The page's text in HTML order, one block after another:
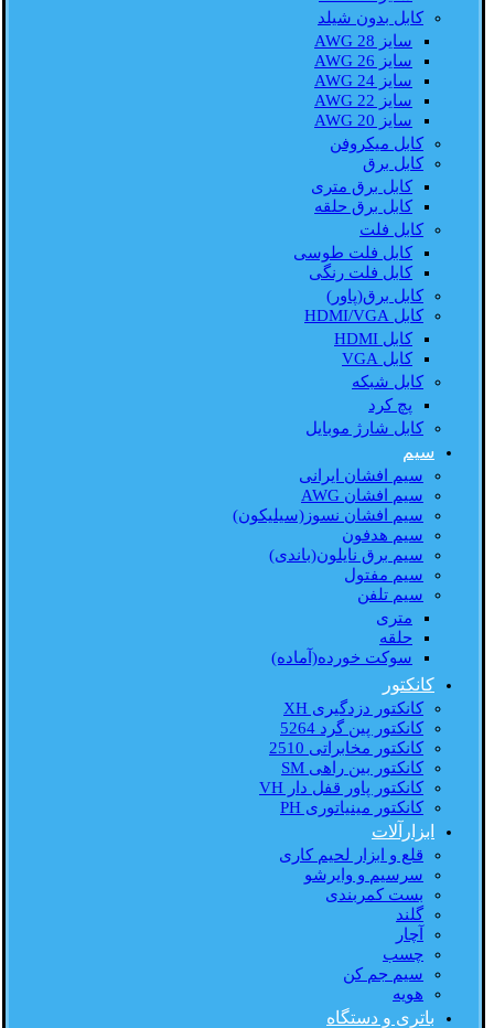
کابل بدون شیلد
سایز AWG 28
سایز AWG 26
سایز AWG 24
سایز AWG 22
سایز AWG 20
کابل میکروفن
کابل برق
کابل برق متری
کابل برق حلقه
کابل فلت
کابل فلت طوسی
کابل فلت رنگی
کابل برق(پاور)
کابل HDMI/VGA
کابل HDMI
کابل VGA
کابل شبکه
پچ کرد
کابل شارژ موبایل
سیم
سیم افشان ایرانی
سیم افشان AWG
سیم افشان نسوز(سیلیکون)
سیم هدفون
سیم برق نایلون(باندی)
سیم مفتول
سیم تلفن
متری
حلقه
سوکت خورده(آماده)
کانکتور
کانکتور دزدگیری XH
کانکتور پین گرد 5264
کانکتور مخابراتی 2510
کانکتور بین راهی SM
کانکتور پاور قفل دار VH
کانکتور مینیاتوری PH
ابزارآلات
قلع و ابزار لحیم کاری
سرسیم و وایرشو
بست کمربندی
گلند
آچار
چسب
سیم جم کن
هویه
باتری و دستگاه